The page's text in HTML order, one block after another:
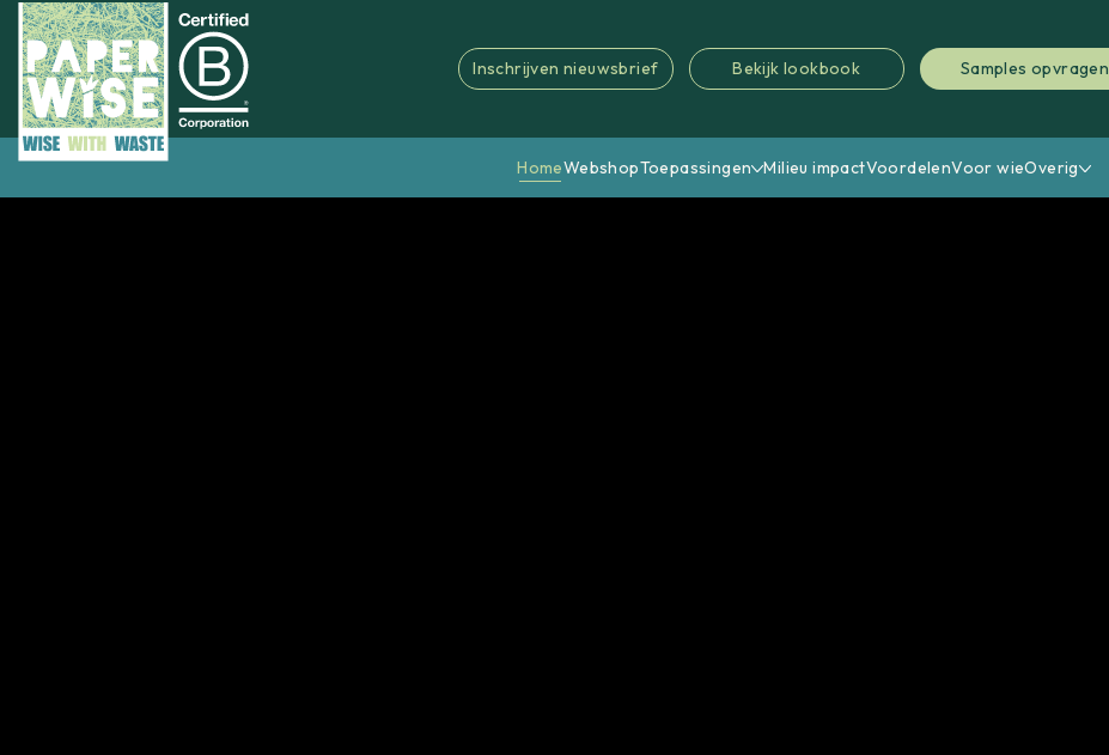
Inschrijven nieuwsbrief Bekijk lookbook Samples opvragen
HomeWebshopToepassingen Milieu impactVoordelenVoor wieOverig